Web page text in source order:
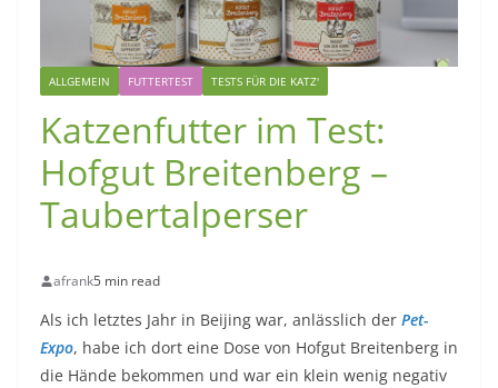
ALLGEMEIN FUTTERTEST TESTS FÜR DIE KATZ'
Katzenfutter im Test:
Hofgut Breitenberg –
Taubertalperser
afrank5 min read
Als ich letztes Jahr in Beijing war, anlässlich der Pet-
Expo, habe ich dort eine Dose von Hofgut Breitenberg in
die Hände bekommen und war ein klein wenig negativ